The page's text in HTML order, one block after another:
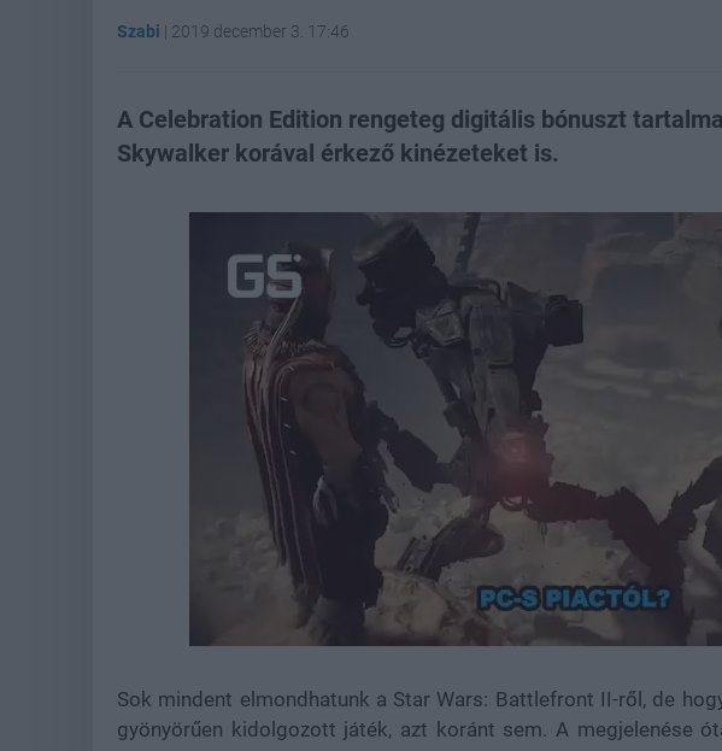
Szabi | 2019 december 3. 17:46
A Celebration Edition rengeteg digitális bónuszt
Skywalker korával érkező kinézeteket is.
44.77%
Sok mindent elmondhatunk a Star Wars: Battlefront II-ről, de
gyönyörűen kidolgozott játék, azt koránt sem. A megjelenése